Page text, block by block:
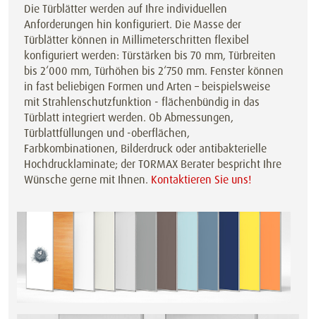
Die Türblätter werden auf Ihre individuellen
Anforderungen hin konfiguriert. Die Masse der
Türblätter können in Millimeterschritten flexibel
konfiguriert werden: Türstärken bis 70 mm, Türbreiten
bis 2‘000 mm, Türhöhen bis 2‘750 mm. Fenster können
in fast beliebigen Formen und Arten – beispielsweise
mit Strahlenschutzfunktion - flächenbündig in das
Türblatt integriert werden. Ob Abmessungen,
Türblattfüllungen und -oberflächen,
Farbkombinationen, Bilderdruck oder antibakterielle
Hochdrucklaminate; der TORMAX Berater bespricht Ihre
Wünsche gerne mit Ihnen. Kontaktieren Sie uns!